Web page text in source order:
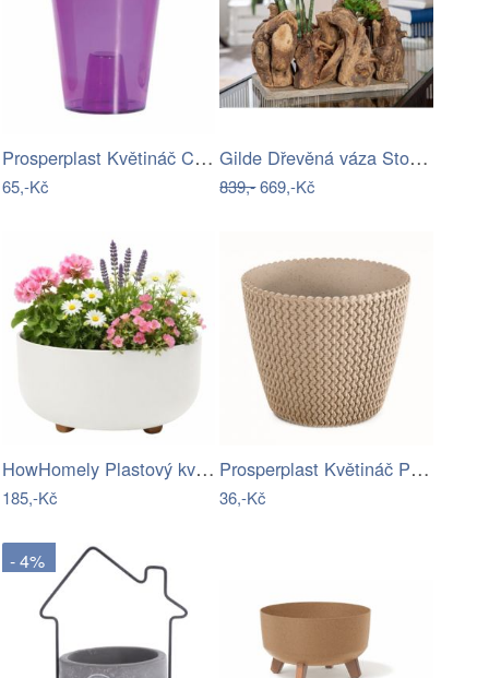
Prosperplast Květináč Coubi Orchidea…
65,-Kč
Gilde Dřevěná váza Stormlight
839,-669,-Kč
HowHomely Plastový květináč na…
185,-Kč
Prosperplast Květináč PLOWY ECO natural…
36,-Kč
- 4%